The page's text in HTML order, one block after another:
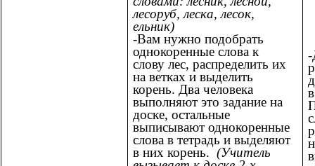
лесоруб, леска, лесок,
ельник)
-Вам нужно подобрать
однокоренные слова к
слову лес, распределить их
на ветках и выделить
корень. Два человека
выполняют это задание на
доске, остальные
выписывают однокоренные
слова в тетрадь и выделяют
в них корень.(Учитель
-